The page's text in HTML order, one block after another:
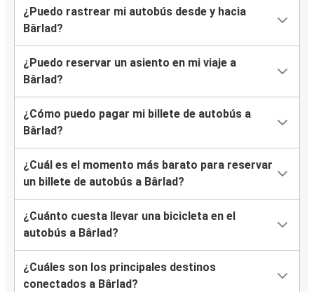
¿Puedo rastrear mi autobús desde y hacia
Bârlad?
¿Puedo reservar un asiento en mi viaje a
Bârlad?
¿Cómo puedo pagar mi billete de autobús a
Bârlad?
¿Cuál es el momento más barato para reservar
un billete de autobús a Bârlad?
¿Cuánto cuesta llevar una bicicleta en el
autobús a Bârlad?
¿Cuáles son los principales destinos
conectados a Bârlad?